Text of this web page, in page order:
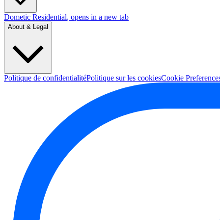
Dometic Residential, opens in a new tab
About & Legal
Politique de confidentialitéPolitique sur les cookiesCookie